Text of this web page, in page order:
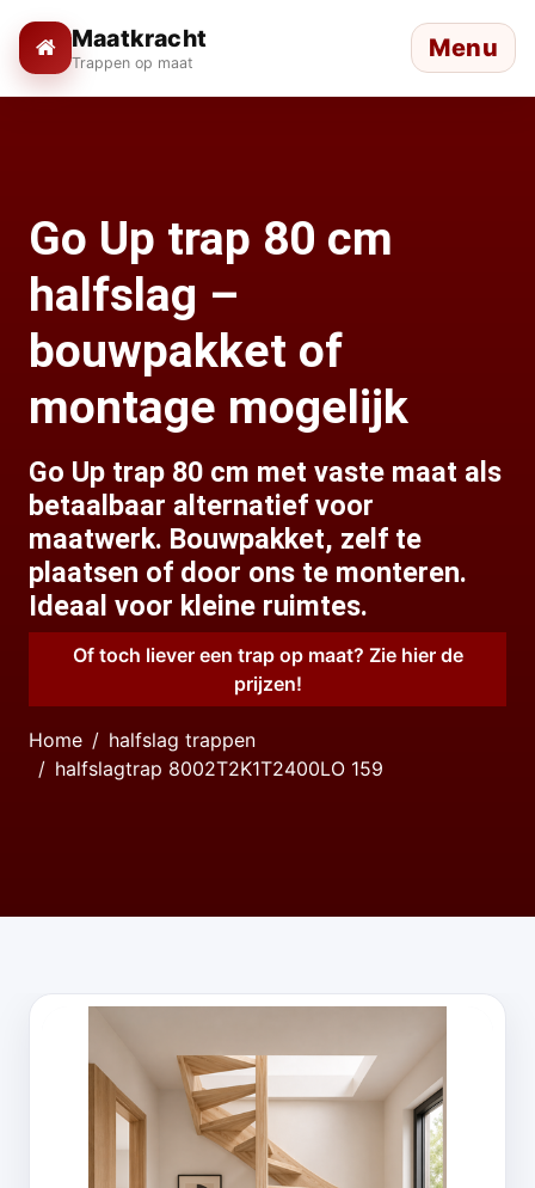
Maatkracht
Trappen op maat Menu
Go Up trap 80 cm
halfslag –
bouwpakket of
montage mogelijk
Go Up trap 80 cm met vaste maat als
betaalbaar alternatief voor
maatwerk. Bouwpakket, zelf te
plaatsen of door ons te monteren.
Ideaal voor kleine ruimtes.
Of toch liever een trap op maat? Zie hier de
prijzen!
Home
halfslag trappen
halfslagtrap 8002T2K1T2400LO 159